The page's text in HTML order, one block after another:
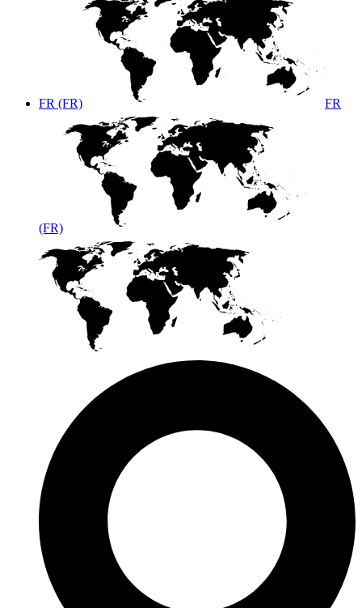
FR (FR) FR
(FR)